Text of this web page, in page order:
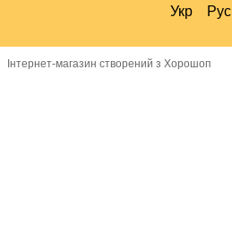
Укр Рус
Інтернет-магазин створений з Хорошоп